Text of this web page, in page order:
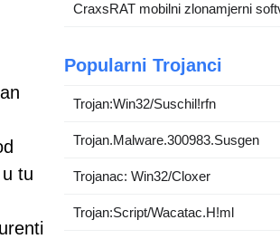
tu
CraxsRAT mobilni zlonamjerni
Popularni Trojanci
Trojan:Win32/Suschil!rfn
Trojan.Malware.300983.Susgen
Trojanac: Win32/Cloxer
Trojan:Script/Wacatac.H!ml